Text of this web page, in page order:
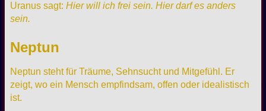
Uranus sagt: Hier will ich frei sein. Hier darf es anders
sein.
Neptun
Neptun steht für Träume, Sehnsucht und Mitgefühl. Er
zeigt, wo ein Mensch empfindsam, offen oder idealistisch
ist.